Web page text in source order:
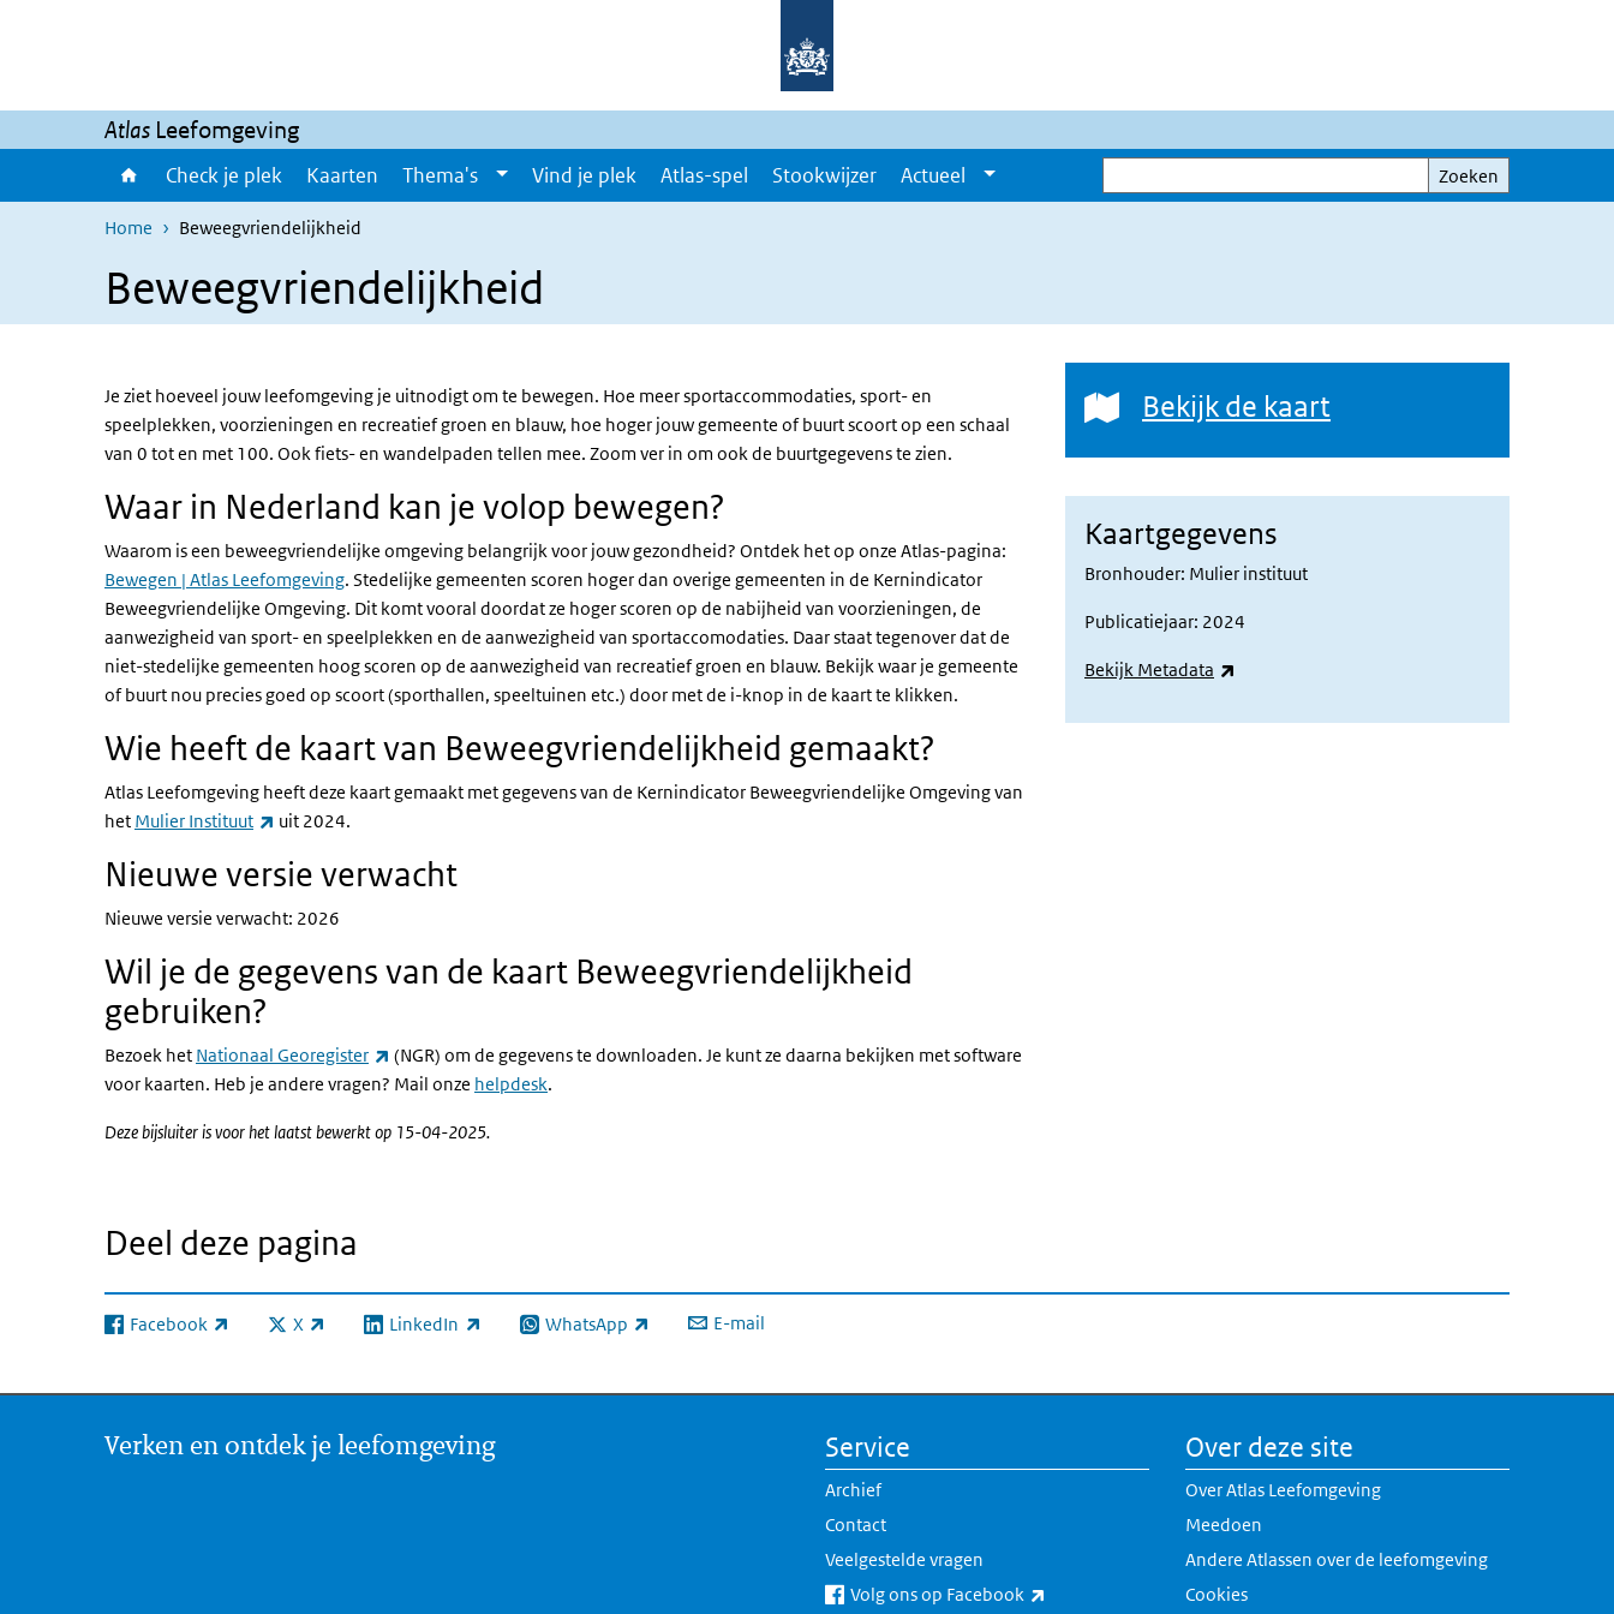
Atlas Leefomgeving
Check je plek Kaarten Thema's Vind je plek Atlas-spel Stookwijzer Actueel
Zoeken
Zoeken
Home Beweegvriendelijkheid
Beweegvriendelijkheid
Je ziet hoeveel jouw leefomgeving je uitnodigt om te bewegen. Hoe meer sportaccommodaties, sport- en
speelplekken, voorzieningen en recreatief groen en blauw, hoe hoger jouw gemeente of buurt scoort op een schaal
van 0 tot en met 100. Ook fiets- en wandelpaden tellen mee. Zoom ver in om ook de buurtgegevens te zien.
Waar in Nederland kan je volop bewegen?
Waarom is een beweegvriendelijke omgeving belangrijk voor jouw gezondheid? Ontdek het op onze Atlas-pagina:
Bewegen | Atlas Leefomgeving. Stedelijke gemeenten scoren hoger dan overige gemeenten in de Kernindicator
Beweegvriendelijke Omgeving. Dit komt vooral doordat ze hoger scoren op de nabijheid van voorzieningen, de
aanwezigheid van sport- en speelplekken en de aanwezigheid van sportaccomodaties. Daar staat tegenover dat de
niet-stedelijke gemeenten hoog scoren op de aanwezigheid van recreatief groen en blauw. Bekijk waar je gemeente
of buurt nou precies goed op scoort (sporthallen, speeltuinen etc.) door met de i-knop in de kaart te klikken.
Wie heeft de kaart van Beweegvriendelijkheid gemaakt?
Atlas Leefomgeving heeft deze kaart gemaakt met gegevens van de Kernindicator Beweegvriendelijke Omgeving van
het Mulier Instituut (externe link)
uit 2024.
Nieuwe versie verwacht
Nieuwe versie verwacht: 2026
Wil je de gegevens van de kaart Beweegvriendelijkheid
gebruiken?
Bezoek het Nationaal Georegister (externe link)
(NGR) om de gegevens te downloaden. Je kunt ze daarna bekijken met software
voor kaarten. Heb je andere vragen? Mail onze helpdesk.
Deze bijsluiter is voor het laatst bewerkt op 15-04-2025.
Bekijk de kaart
Bekijk de kaart
Kaartgegevens
Bronhouder: Mulier instituut
Publicatiejaar: 2024
Bekijk Metadata
Deel deze pagina
Facebook
(externe link) X
(externe link) LinkedIn
(externe link) WhatsApp
(externe link) E-mail
Verken en ontdek je leefomgeving Service
Archief
Contact
Veelgestelde vragen
Volg ons op Facebook
Over deze site
Over Atlas Leefomgeving
Meedoen
Andere Atlassen over de leefomgeving
Cookies